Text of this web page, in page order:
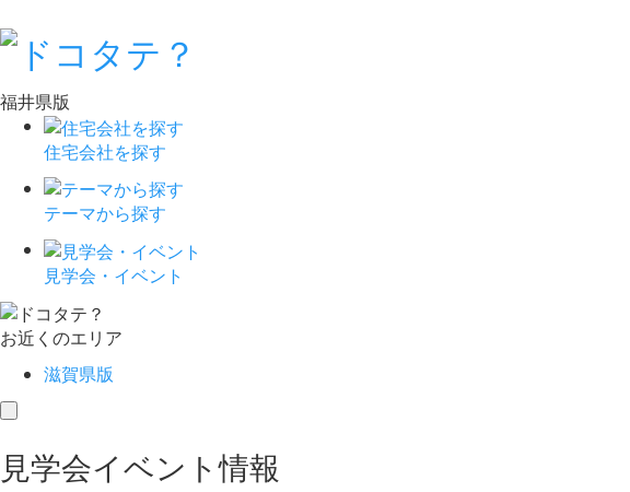
福井県版
住宅会社を探す
テーマから探す
見学会・イベント
お近くのエリア
滋賀県版
toggle
見学会イベント情報